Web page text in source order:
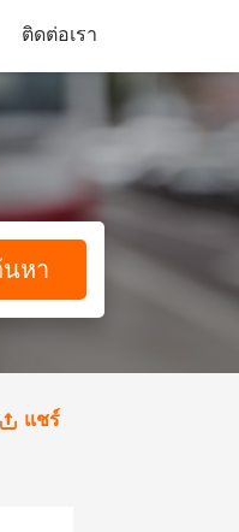
หา
ติดต่อเรา
แชร์